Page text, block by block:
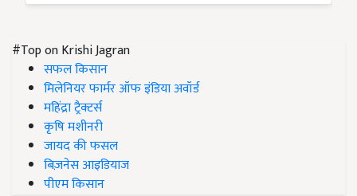
#Top on Krishi Jagran
सफल किसान
मिलेनियर फार्मर ऑफ इंडिया अवॉर्ड
महिंद्रा ट्रैक्टर्स
कृषि मशीनरी
जायद की फसल
बिज़नेस आइडियाज
पीएम किसान